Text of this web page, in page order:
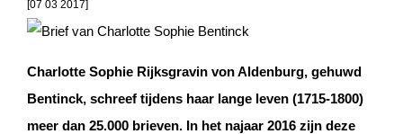
[07 03 2017]
Charlotte Sophie Rijksgravin von Aldenburg, gehuwd
Bentinck, schreef tijdens haar lange leven (1715-1800)
meer dan 25.000 brieven. In het najaar 2016 zijn deze